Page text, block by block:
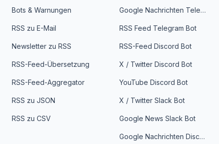
Bots & Warnungen
RSS zu E-Mail
Newsletter zu RSS
RSS-Feed-Übersetzung
RSS-Feed-Aggregator
RSS zu JSON
RSS zu CSV
Google Nachrichten Telegram Bot
RSS Feed Telegram Bot
RSS-Feed Discord Bot
X / Twitter Discord Bot
YouTube Discord Bot
X / Twitter Slack Bot
Google News Slack Bot
Google Nachrichten Discord Bot